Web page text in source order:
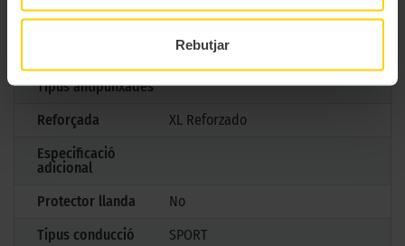
Rebutjar
3PMSF
No
Tipus antipunxades
Reforçada
XL Reforzado
Especificació
adicional
Protector llanda
No
Tipus conducció
SPORT